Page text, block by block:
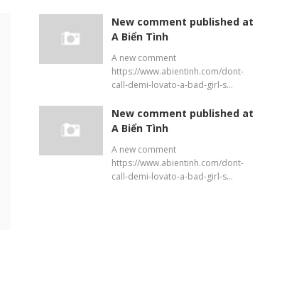
New comment published at
A Biển Tình
A new comment
https://www.abientinh.com/dont-
call-demi-lovato-a-bad-girl-s…
New comment published at
A Biển Tình
A new comment
https://www.abientinh.com/dont-
call-demi-lovato-a-bad-girl-s…